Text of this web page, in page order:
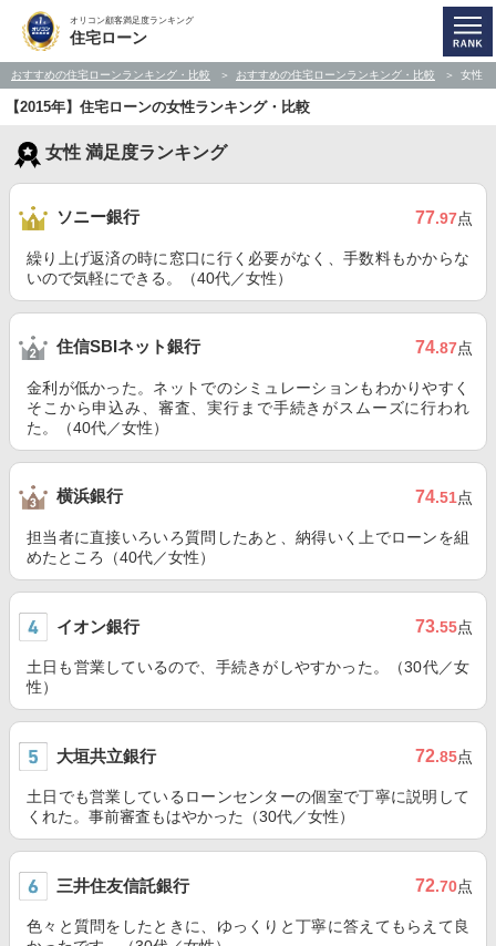
オリコン顧客満足度ランキング
住宅ローン
おすすめの住宅ローンランキング・比較 おすすめの住宅ローンランキング・比較 女性
【2015年】住宅ローンの女性ランキング・比較
女性 満足度ランキング
ソニー銀行 77.97点
繰り上げ返済の時に窓口に行く必要がなく、手数料もかからな
いので気軽にできる。（40代／女性）
住信SBIネット銀行 74.87点
金利が低かった。ネットでのシミュレーションもわかりやすく
そこから申込み、審査、実行まで手続きがスムーズに行われ
た。（40代／女性）
横浜銀行 74.51点
担当者に直接いろいろ質問したあと、納得いく上でローンを組
めたところ（40代／女性）
イオン銀行 73.55点
土日も営業しているので、手続きがしやすかった。（30代／女
性）
大垣共立銀行 72.85点
土日でも営業しているローンセンターの個室で丁寧に説明して
くれた。事前審査もはやかった（30代／女性）
三井住友信託銀行 72.70点
色々と質問をしたときに、ゆっくりと丁寧に答えてもらえて良